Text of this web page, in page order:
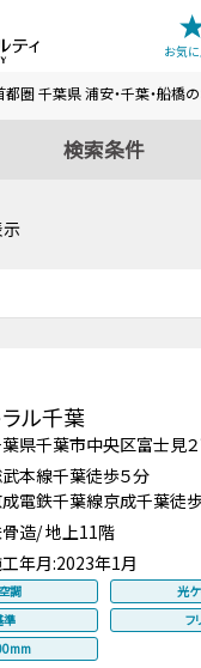
お気
都圏 千葉県 浦安・千葉・船橋
検索条件
ラル千葉
県千葉市中央区富士見２
本線千葉徒歩５分
電鉄千葉線京成千葉徒
造/ 地上11階
年月:2023年1月
調
光
準
フ